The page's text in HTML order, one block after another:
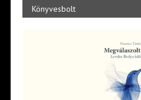
Könyvesbolt